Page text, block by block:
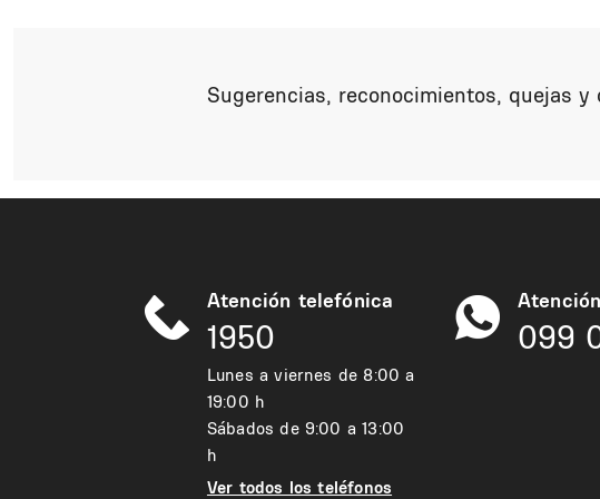
Sugerencias, reconocimientos, quejas y
Atención telefónica
1950
Lunes a viernes de 8:00 a
19:00 h
Sábados de 9:00 a 13:00
h
Ver todos los teléfonos
099